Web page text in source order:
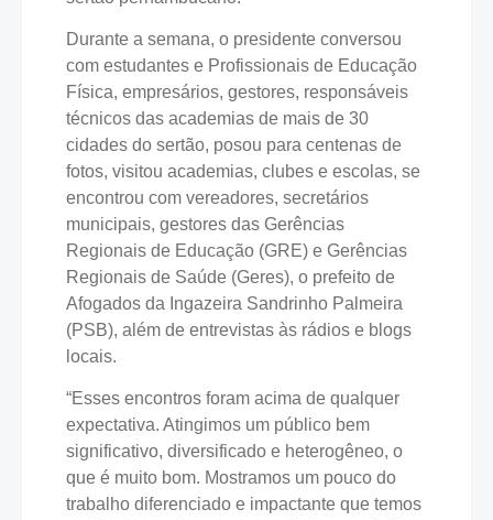
Durante a semana, o presidente conversou
com estudantes e Profissionais de Educação
Física, empresários, gestores, responsáveis
técnicos das academias de mais de 30
cidades do sertão, posou para centenas de
fotos, visitou academias, clubes e escolas, se
encontrou com vereadores, secretários
municipais, gestores das Gerências
Regionais de Educação (GRE) e Gerências
Regionais de Saúde (Geres), o prefeito de
Afogados da Ingazeira Sandrinho Palmeira
(PSB), além de entrevistas às rádios e blogs
locais.
“Esses encontros foram acima de qualquer
expectativa. Atingimos um público bem
significativo, diversificado e heterogêneo, o
que é muito bom. Mostramos um pouco do
trabalho diferenciado e impactante que temos